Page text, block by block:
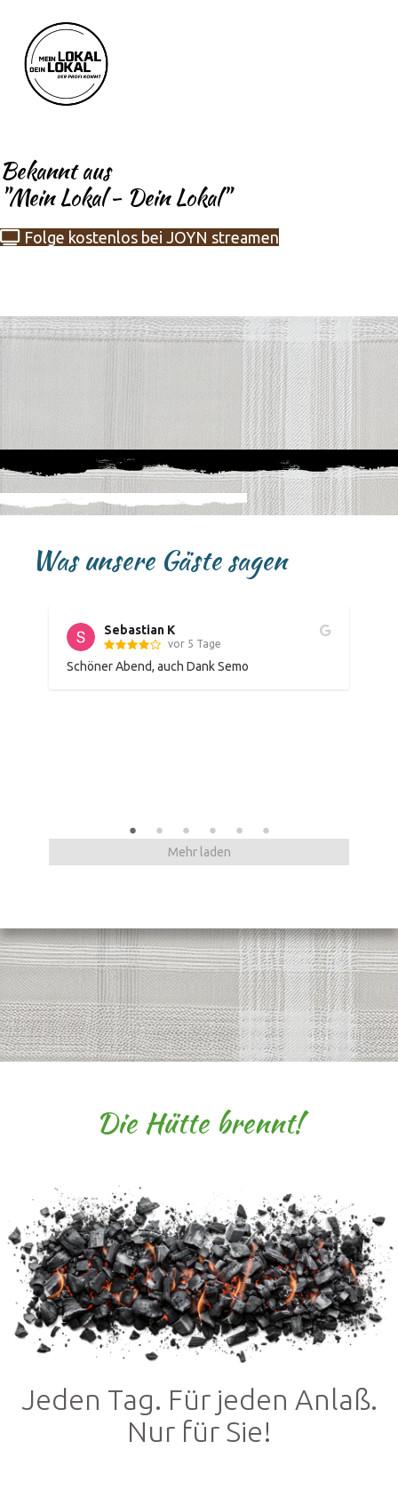
Bekannt aus
"Mein Lokal - Dein Lokal"
Folge kostenlos bei JOYN streamen
Was unsere Gäste sagen
Sebastian K
vor 5 Tage
Schöner Abend, auch Dank Semo
Mehr laden
Die Hütte brennt!
Jeden Tag. Für jeden Anlaß.
Nur für Sie!